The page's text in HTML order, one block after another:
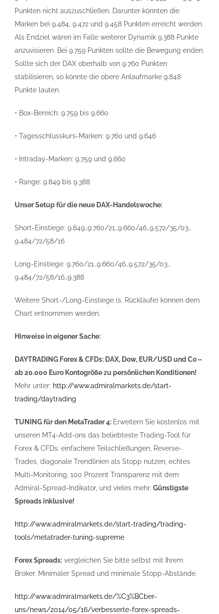
Punkten nicht auszuschließen. Darunter könnten die
Marken bei 9.484, 9.472 und 9.458 Punkten erreicht werden.
Als Endziel wären im Falle weiterer Dynamik 9.388 Punkte
anzuvisieren. Bei 9.759 Punkten sollte die Bewegung enden.
Sollte sich der DAX oberhalb von 9.760 Punkten
stabilisieren, so könnte die obere Anlaufmarke 9.848
Punkte lauten.
• Box-Bereich: 9.759 bis 9.660
• Tagesschlusskurs-Marken: 9.760 und 9.646
• Intraday-Marken: 9.759 und 9.660
• Range: 9.849 bis 9.388
Unser Setup für die neue DAX-Handelswoche:
Short-Einstiege: 9.849…9.760/21…9.660/46…9.572/35/03…
9.484/72/58/16
Long-Einstiege: 9.760/21…9.660/46…9.572/35/03…
9.484/72/58/16…9.388
Weitere Short-/Long-Einstiege (s. Rückläufe) können dem
Chart entnommen werden.
Hinweise in eigener Sache:
DAYTRADING Forex & CFDs: DAX, Dow, EUR/USD und Co –
ab 20.000 Euro Kontogröße zu persönlichen Konditionen!
Mehr unter: http://www.admiralmarkets.de/start-
trading/daytrading
TUNING für den MetaTrader 4: Erweitern Sie kostenlos mit
unseren MT4-Add-ons das beliebteste Trading-Tool für
Forex & CFDs: einfachere Teilschließungen, Reverse-
Trades, diagonale Trendlinien als Stopp nutzen, echtes
Multi-Monitoring, 100 Prozent Transparenz mit dem
Admiral-Spread-Indikator, und vieles mehr. Günstigste
Spreads inklusive!
http://www.admiralmarkets.de/start-trading/trading-
tools/metatrader-tuning-supreme
Forex Spreads: vergleichen Sie bitte selbst mit Ihrem
Broker. Minimaler Spread und minimale Stopp-Abstände.
http://www.admiralmarkets.de/%C3%BCber-
uns/news/2014/05/16/verbesserte-forex-spreads-